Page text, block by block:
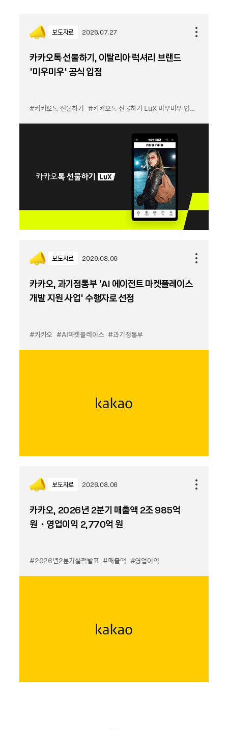
보도자료 2026.07.27
카카오톡 선물하기, 이탈리아 럭셔리 브랜드
'미우미우' 공식 입점
#카카오톡 선물하기 #카카오톡 선물하기 LuX 미우미우 입점
보도자료 2026.08.06
카카오, 과기정통부 ‘AI 에이전트 마켓플레이스
개발 지원 사업’ 수행자로 선정
#카카오 #AI마켓플레이스 #과기정통부
보도자료 2026.08.06
카카오, 2026년 2분기 매출액 2조 985억
원・영업이익 2,770억 원
#2026년2분기실적발표 #매출액 #영업이익